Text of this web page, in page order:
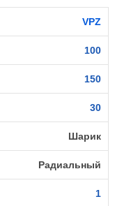
VPZ
100
150
30
Шарик
Радиальный
1